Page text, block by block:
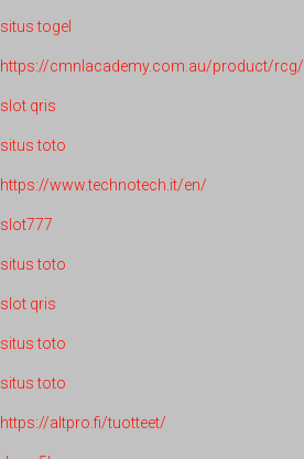
situs togel
https://cmnlacademy.com.au/product/rcg/
slot qris
situs toto
https://www.technotech.it/en/
slot777
situs toto
slot qris
situs toto
situs toto
https://altpro.fi/tuotteet/